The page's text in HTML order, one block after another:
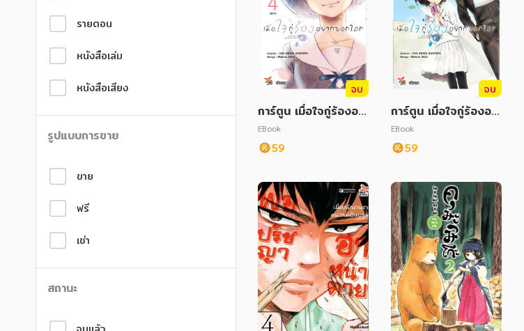
รายตอน
หนังสือเล่ม
หนังสือเสียง
รูปแบบการขาย
ขาย
ฟรี
เช่า
สถานะ
จบ
การ์ตูน เมื่อใจกู่ร้องอย
ากบอกโลก เล่ม 4
EBook
59
จบ
การ์ตูน เมื่อใจกู่ร้องอย
ากบอกโลก เล่ม 3
EBook
59